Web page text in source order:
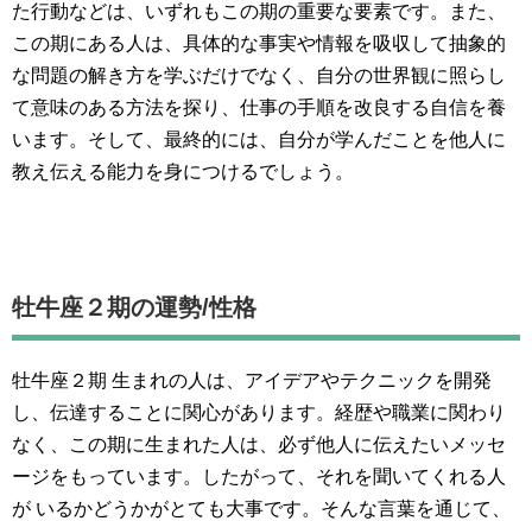
た行動などは、いずれもこの期の重要な要素です。また、
この期にある人は、具体的な事実や情報を吸収して抽象的
な問題の解き方を学ぶだけでなく、自分の世界観に照らし
て意味のある方法を探り、仕事の手順を改良する自信を養
います。そして、最終的には、自分が学んだことを他人に
教え伝える能力を身につけるでしょう。
牡牛座２期の運勢/性格
牡牛座２期 生まれの人は、アイデアやテクニックを開発
し、伝達することに関心があります。経歴や職業に関わり
なく、この期に生まれた人は、必ず他人に伝えたいメッセ
ージをもっています。したがって、それを聞いてくれる人
が いるかどうかがとても大事です。そんな言葉を通じて、